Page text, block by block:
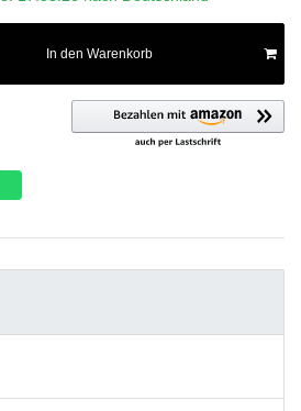
In den Warenkorb